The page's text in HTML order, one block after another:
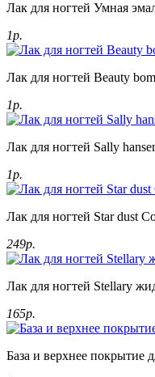
Лак для ногтей Умная
1р.
Лак для ногтей Beauty
1р.
Лак для ногтей Sally
1р.
Лак для ногтей Star dust
249р.
Лак для ногтей Stellary
165р.
База и верхнее покрытие